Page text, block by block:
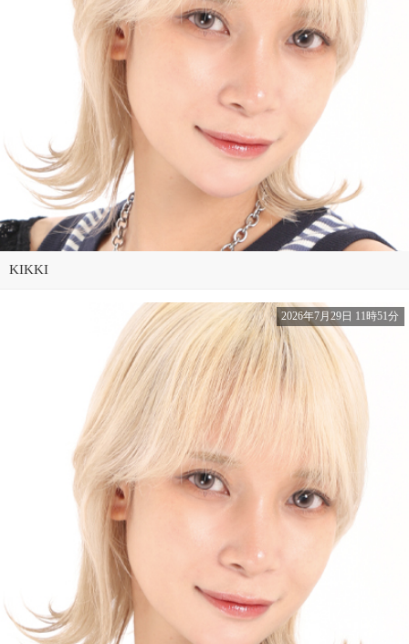
KIKKI
2026年7月29日 11時51分